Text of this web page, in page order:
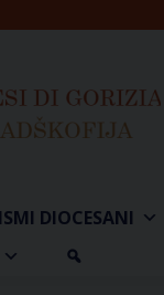
DIOCESANI